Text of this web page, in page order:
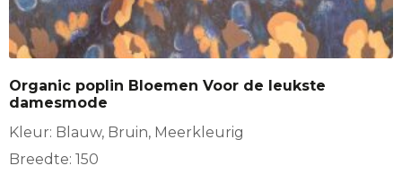
Kinderkleding ,Meisjeskleding
Organic poplin Bloemen Voor de leukste
damesmode
Kleur: Blauw, Bruin, Meerkleurig
Breedte: 150